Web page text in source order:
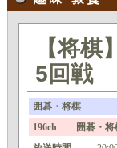
【将
5回戦
囲碁・将棋
196ch 囲碁・将